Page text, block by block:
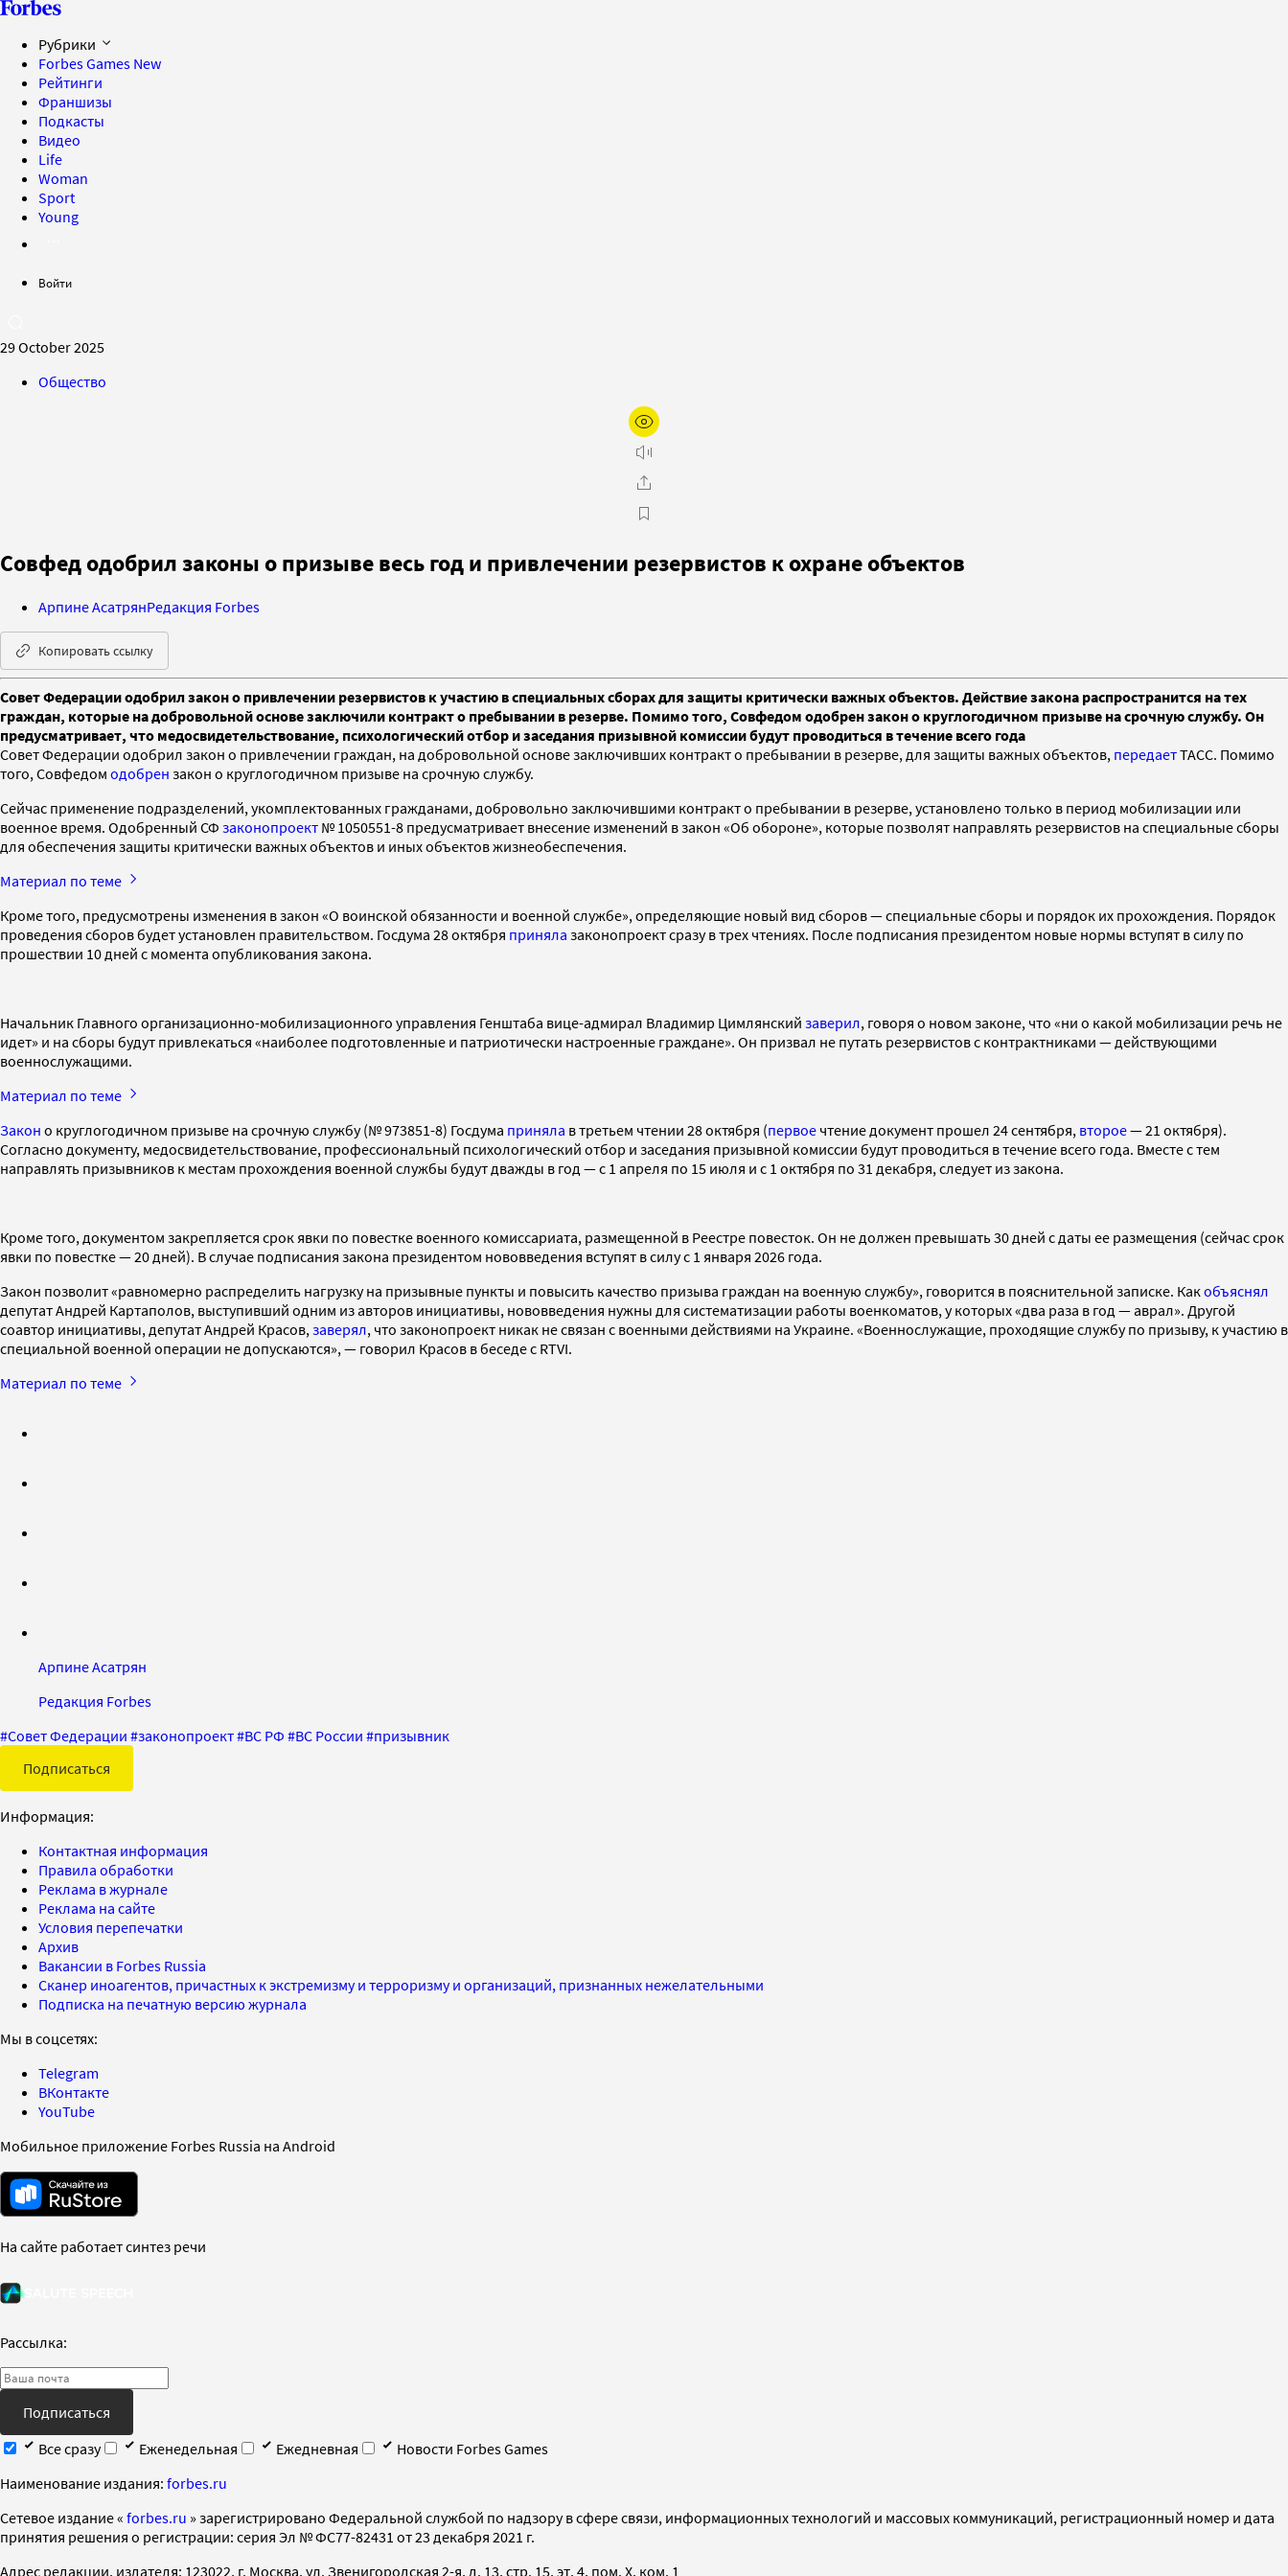
Рубрики
Forbes Games New
Рейтинги
Франшизы
Подкасты
Видео
Life
Woman
Sport
Young
Войти
29 October 2025
Общество
Совфед одобрил законы о призыве весь год и привлечении резервистов к охране объектов
Арпине АсатрянРедакция Forbes
Копировать ссылку
Совет Федерации одобрил закон о привлечении резервистов к участию в специальных сборах для защиты критически важных объектов. Действие закона распространится на тех
граждан, которые на добровольной основе заключили контракт о пребывании в резерве. Помимо того, Совфедом одобрен закон о круглогодичном призыве на срочную службу. Он
предусматривает, что медосвидетельствование, психологический отбор и заседания призывной комиссии будут проводиться в течение всего года
Совет Федерации одобрил закон о привлечении граждан, на добровольной основе заключивших контракт о пребывании в резерве, для защиты важных объектов, передаетТАСС. Помимо
того, Совфедом одобрен закон о круглогодичном призыве на срочную службу.
Сейчас применение подразделений, укомплектованных гражданами, добровольно заключившими контракт о пребывании в резерве, установлено только в период мобилизации или
военное время. Одобренный СФ законопроект № 1050551-8 предусматривает внесение изменений в закон «Об обороне», которые позволят направлять резервистов на специальные сборы
для обеспечения защиты критически важных объектов и иных объектов жизнеобеспечения.
Материал по теме
Кроме того, предусмотрены изменения в закон «О воинской обязанности и военной службе», определяющие новый вид сборов — специальные сборы и порядок их прохождения. Порядок
проведения сборов будет установлен правительством. Госдума 28 октября приняла законопроект сразу в трех чтениях. После подписания президентом новые нормы вступят в силу по
прошествии 10 дней с момента опубликования закона.
Начальник Главного организационно-мобилизационного управления Генштаба вице-адмирал Владимир Цимлянский заверил, говоря о новом законе, что «ни о какой мобилизации речь не
идет» и на сборы будут привлекаться «наиболее подготовленные и патриотически настроенные граждане». Он призвал не путать резервистов с контрактниками — действующими
военнослужащими.
Материал по теме
Закон о круглогодичном призыве на срочную службу (№ 973851-8) Госдума приняла в третьем чтении 28 октября (первое чтение документ прошел 24 сентября, второе— 21 октября).
Согласно документу, медосвидетельствование, профессиональный психологический отбор и заседания призывной комиссии будут проводиться в течение всего года. Вместе с тем
направлять призывников к местам прохождения военной службы будут дважды в год — с 1 апреля по 15 июля и с 1 октября по 31 декабря, следует из закона.
Кроме того, документом закрепляется срок явки по повестке военного комиссариата, размещенной в Реестре повесток. Он не должен превышать 30 дней с даты ее размещения (сейчас срок
явки по повестке — 20 дней). В случае подписания закона президентом нововведения вступят в силу с 1 января 2026 года.
Закон позволит «равномерно распределить нагрузку на призывные пункты и повысить качество призыва граждан на военную службу», говорится в пояснительной записке. Какобъяснял
депутат Андрей Картаполов, выступивший одним из авторов инициативы, нововведения нужны для систематизации работы военкоматов, у которых «два раза в год — аврал». Другой
соавтор инициативы, депутат Андрей Красов, заверял, что законопроект никак не связан с военными действиями на Украине. «Военнослужащие, проходящие службу по призыву, к участию в
специальной военной операции не допускаются», — говорил Красов в беседе с RTVI.
Материал по теме
Арпине Асатрян
Редакция Forbes
#Совет Федерации #законопроект#ВС РФ #ВС России #призывник
Подписаться
Информация:
Контактная информация
Правила обработки
Реклама в журнале
Реклама на сайте
Условия перепечатки
Архив
Вакансии в Forbes Russia
Сканер иноагентов, причастных к экстремизму и терроризму и организаций, признанных нежелательными
Подписка на печатную версию журнала
Мы в соцсетях:
Telegram
ВКонтакте
YouTube
Мобильное приложение Forbes Russia на Android
На сайте работает синтез речи
Рассылка:
Подписаться
Все сразу
Еженедельная Ежедневная
Новости Forbes Games
Наименование издания: forbes.ru
Cетевое издание « forbes.ru » зарегистрировано Федеральной службой по надзору в сфере связи, информационных технологий и массовых коммуникаций, регистрационный номер и дата
принятия решения о регистрации: серия Эл № ФС77-82431 от 23 декабря 2021 г.
Адрес редакции, издателя: 123022, г. Москва, ул. Звенигородская 2-я, д. 13, стр. 15, эт. 4, пом. X, ком. 1